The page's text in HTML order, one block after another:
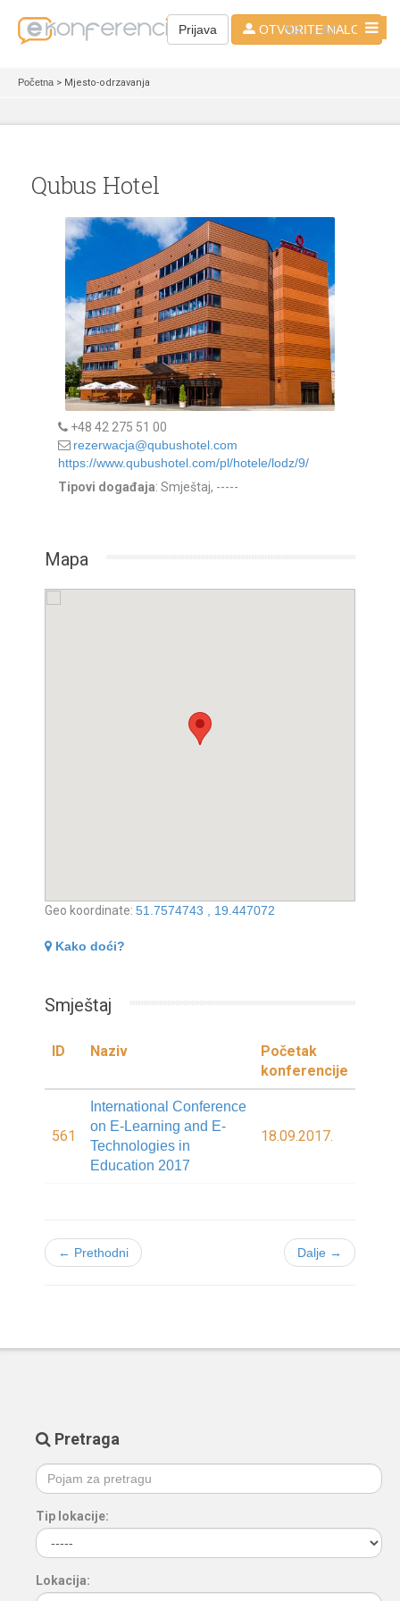
Prijava OTVORITE NALOG
SR - LAT
Početna > Mjesto-odrzavanja
Qubus Hotel
+48 42 275 51 00
rezerwacja@qubushotel.com
https://www.qubushotel.com/pl/hotele/lodz/9/
Tipovi događaja: Smještaj, -----
Mapa
Geo koordinate: 51.7574743 , 19.447072
Kako doći?
Smještaj
ID Naziv
Početak
konferencije
561
International Conference
on E-Learning and E-
Technologies in
Education 2017
18.09.2017.
← Prethodni Dalje →
Pretraga
Tip lokacije:
Lokacija: